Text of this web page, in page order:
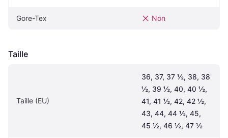
Gore-Tex Non
Taille
Taille (EU)
36, 37, 37 ½, 38, 38
½, 39 ½, 40, 40 ½,
41, 41 ½, 42, 42 ½,
43, 44, 44 ½, 45,
45 ½, 46 ½, 47 ½